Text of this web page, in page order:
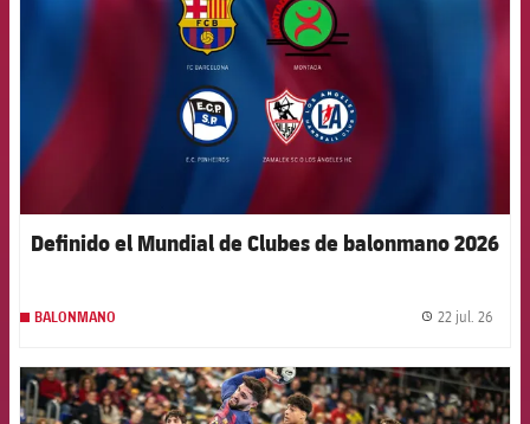
Definido el Mundial de Clubes de balonmano 2026
BALONMANO 22 jul. 26
FCB Barcelona badge